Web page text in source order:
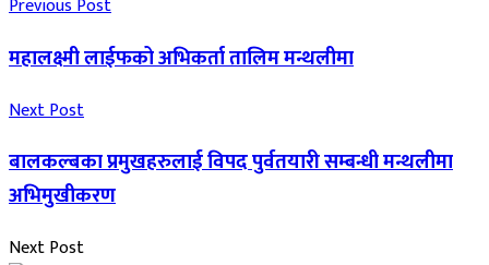
Previous Post
महालक्ष्मी लाईफको अभिकर्ता तालिम मन्थलीमा
Next Post
बालकल्बका प्रमुखहरुलाई विपद पुर्वतयारी सम्बन्धी मन्थलीमा
अभिमुखीकरण
Next Post